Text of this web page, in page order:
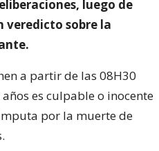
luego de
veredicto sobre la
a partir de las 08H30
es culpable o inocente
por la muerte de